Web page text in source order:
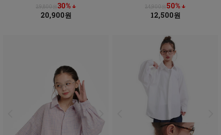
29,800원30% ↓
20,900원
24,900원50% ↓
12,500원